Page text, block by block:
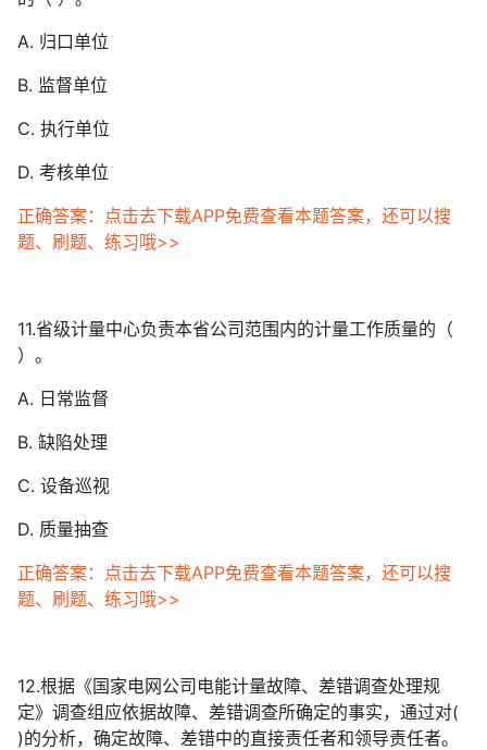
A. 归口单位
B. 监督单位
C. 执行单位
D. 考核单位
正确答案：点击去下载APP免费查看本题答案，还可以搜
题、刷题、练习哦>>
11.省级计量中心负责本省公司范围内的计量工作质量的（
）。
A. 日常监督
B. 缺陷处理
C. 设备巡视
D. 质量抽查
正确答案：点击去下载APP免费查看本题答案，还可以搜
题、刷题、练习哦>>
12.根据《国家电网公司电能计量故障、差错调查处理规
定》调查组应依据故障、差错调查所确定的事实，通过对(
)的分析，确定故障、差错中的直接责任者和领导责任者。